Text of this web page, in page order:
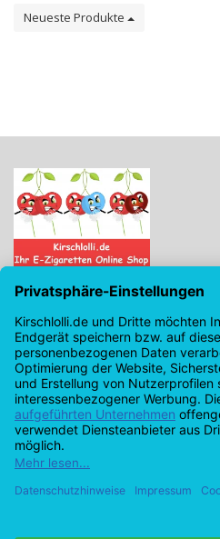
Neueste Produkte
Kirschlolli.de - Ihr E-
Kirchplatz 7, 96114 Hirschaid
0171 - 6124207
info@kirschlolli.de
USt-IdNr.: DE321609131
Kundendienst